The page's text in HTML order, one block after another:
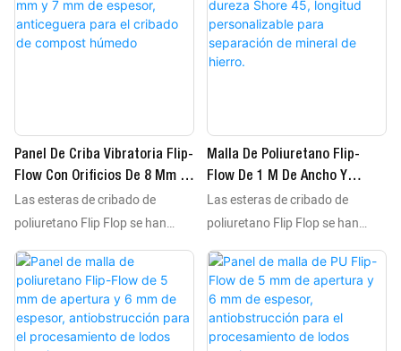
de la plataforma y las
características de la instalación.
de la plataforma y las
características de la instalación.
elastómero de poliuretano de
alta resiliencia, estas esteras de
dimensional. Están diseñadas
para sistemas de atornillado y
sujeción, por lo que se adaptan
a todas las plataformas de
cribado del mundo,
independientemente de la marca
de la máquina, las dimensiones
de la plataforma y las
características de la instalación.
elastómero de poliuretano de
alta resiliencia, estas esteras de
cribado flexibles resisten la
dimensional. Están diseñadas
para sistemas de atornillado y
sujeción, por lo que se adaptan
a todas las plataformas de
cribado del mundo,
independientemente de la marca
de la máquina, las dimensiones
de la plataforma y las
características de la instalación.
Panel De Criba Vibratoria Flip-
Flow Con Orificios De 8 Mm Y
7 Mm De Espesor,
Anticeguera Para El Cribado
Las esteras de cribado de
poliuretano Flip Flop se han
utilizado durante décadas para
el cribado de materiales
húmedos. Fabricadas con
elastómero de poliuretano de
alta resiliencia, estas esteras de
Malla De Poliuretano Flip-
Flow De 1 M De Ancho Y
Dureza Shore 45, Longitud
Personalizable Para
Hierro.
Las esteras de cribado de
poliuretano Flip Flop se han
utilizado durante décadas para
el cribado de materiales
húmedos. Fabricadas con
elastómero de poliuretano de
alta resiliencia, estas esteras de